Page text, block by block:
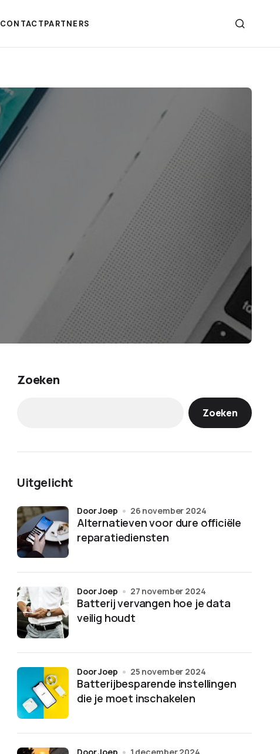
CONTACTPARTNERS
Zoeken
Zoeken
Uitgelicht
Alternatieven voor dure officiële
reparatiediensten
door Joep 26 november 2024
Batterij vervangen hoe je data
veilig houdt
door Joep 27 november 2024
Batterijbesparende instellingen
die je moet inschakelen
door Joep 25 november 2024